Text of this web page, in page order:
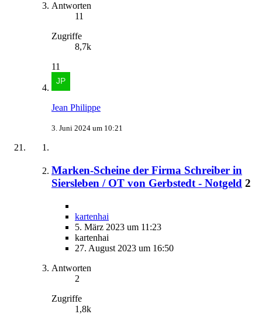
Antworten
11
Zugriffe
8,7k
11
Jean Philippe
3. Juni 2024 um 10:21
Marken-Scheine der Firma Schreiber in
Siersleben / OT von Gerbstedt - Notgeld 2
kartenhai
5. März 2023 um 11:23
kartenhai
27. August 2023 um 16:50
Antworten
2
Zugriffe
1,8k